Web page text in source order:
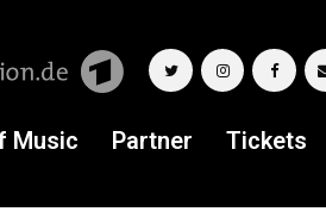
Music Partner Tickets